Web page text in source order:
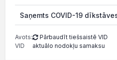
Saņemts COVID-19
Avots:
VID
Pārbaudīt tiešsaistē VID
aktuālo nodokļu samaksu